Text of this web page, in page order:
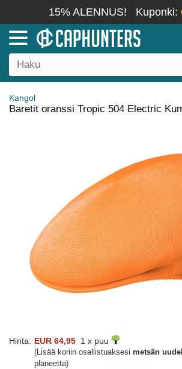
15% ALENNUS! Kuponki:
Kangol
Baretit oranssi Tropic 504 Electric
Hinta: EUR 64,95 1 x puu
(Lisää koriin osallistuaksesi metsän
planeetta)